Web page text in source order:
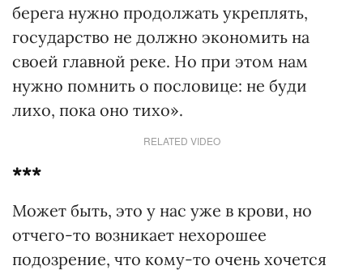
берега нужно продолжать укреплять,
государство не должно экономить на
своей главной реке. Но при этом нам
нужно помнить о пословице: не буди
лихо, пока оно тихо».
RELATED VIDEO
***
Может быть, это у нас уже в крови, но
отчего-то возникает нехорошее
подозрение, что кому-то очень хочется